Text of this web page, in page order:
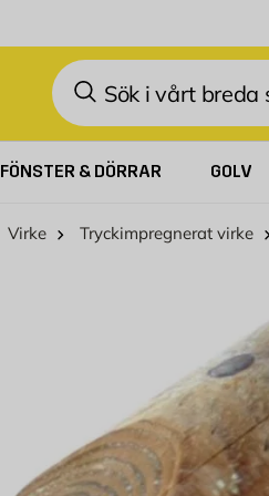
Sök
FÖNSTER & DÖRRAR GOLV
Virke Tryckimpregnerat virke